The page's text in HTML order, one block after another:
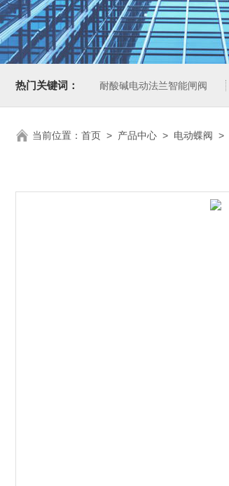
热门关键词： 耐酸碱电动法兰智能闸阀
当前位置： 首页 > 产品中心 > 电动蝶阀 >